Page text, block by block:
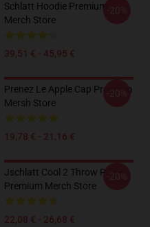
Schlatt Hoodie Premium
Merch Store
39,51 € - 45,95 €
-20%
Prenez Le Apple Cap Premium
Mersh Store
19,78 € - 21,16 €
-20%
Jschlatt Cool 2 Throw Pillow
Premium Merch Store
22,08 € - 26,68 €
-20%